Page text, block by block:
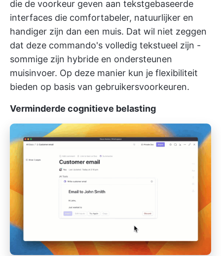
die de voorkeur geven aan tekstgebaseerde
interfaces die comfortabeler, natuurlijker en
handiger zijn dan een muis. Dat wil niet zeggen
dat deze commando's volledig tekstueel zijn -
sommige zijn hybride en ondersteunen
muisinvoer. Op deze manier kun je flexibiliteit
bieden op basis van gebruikersvoorkeuren.
Verminderde cognitieve belasting